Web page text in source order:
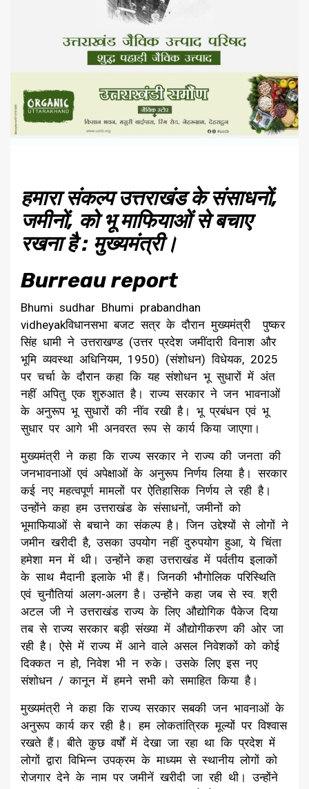
हमारा संकल्प उत्तराखंड के संसाधनों,
जमीनों, को भू माफियाओं से बचाए
रखना है : मुख्यमंत्री।
Burreau report
Bhumi sudhar Bhumi prabandhan
vidheyakविधानसभा बजट सत्र के दौरान मुख्यमंत्री पुष्कर
सिंह धामी ने उत्तराखण्ड (उत्तर प्रदेश जमींदारी विनाश और
भूमि व्यवस्था अधिनियम, 1950) (संशोधन) विधेयक, 2025
पर चर्चा के दौरान कहा कि यह संशोधन भू सुधारों में अंत
नहीं अपितु एक शुरुआत है। राज्य सरकार ने जन भावनाओं
के अनुरूप भू सुधारों की नींव रखी है। भू प्रबंधन एवं भू
सुधार पर आगे भी अनवरत रूप से कार्य किया जाएगा।
मुख्यमंत्री ने कहा कि राज्य सरकार ने राज्य की जनता की
जनभावनाओं एवं अपेक्षाओं के अनुरूप निर्णय लिया है। सरकार
कई नए महत्वपूर्ण मामलों पर ऐतिहासिक निर्णय ले रही है।
उन्होंने कहा हम उत्तराखंड के संसाधनों, जमीनों को
भूमाफियाओं से बचाने का संकल्प है। जिन उद्देश्यों से लोगों ने
जमीन खरीदी है, उसका उपयोग नहीं दुरुपयोग हुआ, ये चिंता
हमेशा मन में थी। उन्होंने कहा उत्तराखंड में पर्वतीय इलाकों
के साथ मैदानी इलाके भी हैं। जिनकी भौगोलिक परिस्थिति
एवं चुनौतियां अलग-अलग है। उन्होंने कहा जब से स्व. श्री
अटल जी ने उत्तराखंड राज्य के लिए औद्योगिक पैकेज दिया
तब से राज्य सरकार बड़ी संख्या में औद्योगीकरण की ओर जा
रही है। ऐसे में राज्य में आने वाले असल निवेशकों को कोई
दिक्कत न हो, निवेश भी न रुके। उसके लिए इस नए
संशोधन / कानून में हमने सभी को समाहित किया है।
मुख्यमंत्री ने कहा कि राज्य सरकार सबकी जन भावनाओं के
अनुरूप कार्य कर रही है। हम लोकतांत्रिक मूल्यों पर विश्वास
रखते हैं। बीते कुछ वर्षों में देखा जा रहा था कि प्रदेश में
लोगों द्वारा विभिन्न उपक्रम के माध्यम से स्थानीय लोगों को
रोजगार देने के नाम पर जमीनें खरीदी जा रही थी। उन्होंने